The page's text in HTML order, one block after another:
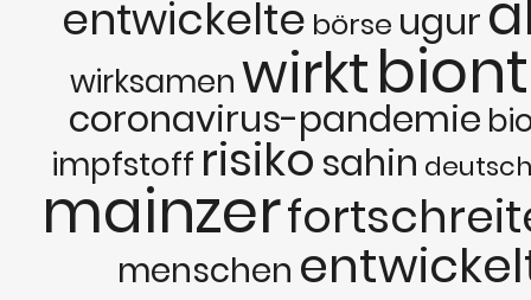
entwickelte börse ugur
wirksamenwirkt
coronavirus-pandemie
impfstoff risiko sahin
mainzer
menschen